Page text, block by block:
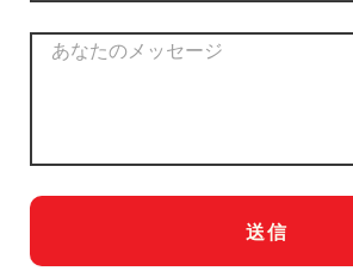
送信